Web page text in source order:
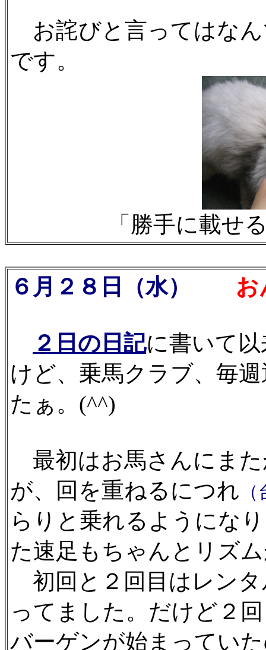
お詫びと言ってはな
です。
「勝手に載せ
６月２８日（水） おん
２日の日記に書いて
けど、乗馬クラブ、毎
たぁ。(^^)
最初はお馬さんにま
が、回を重ねるにつれ
らりと乗れるようにな
た速足もちゃんとリズ
初回と２回目はレン
ってました。だけど２
バーゲンが始まってい